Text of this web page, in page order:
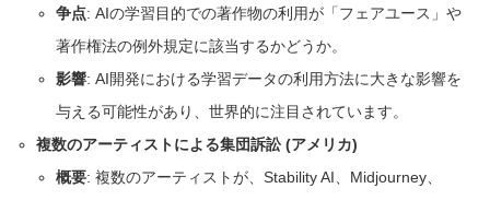
争点: AIの学習目的での著作物の利用が「フェアユース」や
著作権法の例外規定に該当するかどうか。
影響: AI開発における学習データの利用方法に大きな影響を
与える可能性があり、世界的に注目されています。
複数のアーティストによる集団訴訟 (アメリカ)
概要: 複数のアーティストが、Stability AI、Midjourney、